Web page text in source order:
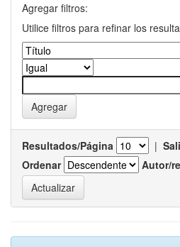
Agregar filtros:
Utilice filtros para refinar los
Resultados/Página |
Ordenar
Autor/